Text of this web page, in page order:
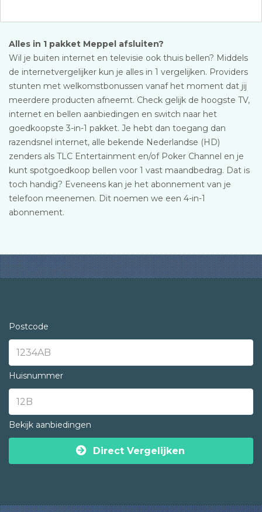
Alles in 1 pakket Meppel afsluiten?
Wil je buiten internet en televisie ook thuis bellen? Middels
de internetvergelijker kun je alles in 1 vergelijken. Providers
stunten met welkomstbonussen vanaf het moment dat jij
meerdere producten afneemt. Check gelijk de hoogste TV,
internet en bellen aanbiedingen en switch naar het
goedkoopste 3-in-1 pakket. Je hebt dan toegang dan
razendsnel internet, alle bekende Nederlandse (HD)
zenders als TLC Entertainment en/of Poker Channel en je
kunt spotgoedkoop bellen voor 1 vast maandbedrag. Dat is
toch handig? Eveneens kan je het abonnement van je
telefoon meenemen. Dit noemen we een 4-in-1
abonnement.
Postcode
Huisnummer
Bekijk aanbiedingen
Direct Vergelijken